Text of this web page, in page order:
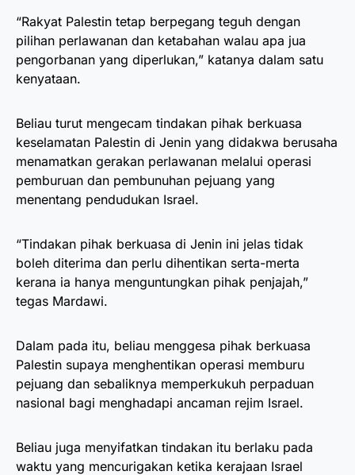
“Rakyat Palestin tetap berpegang teguh dengan
pilihan perlawanan dan ketabahan walau apa jua
pengorbanan yang diperlukan,” katanya dalam satu
kenyataan.
Beliau turut mengecam tindakan pihak berkuasa
keselamatan Palestin di Jenin yang didakwa berusaha
menamatkan gerakan perlawanan melalui operasi
pemburuan dan pembunuhan pejuang yang
menentang pendudukan Israel.
“Tindakan pihak berkuasa di Jenin ini jelas tidak
boleh diterima dan perlu dihentikan serta-merta
kerana ia hanya menguntungkan pihak penjajah,”
tegas Mardawi.
Dalam pada itu, beliau menggesa pihak berkuasa
Palestin supaya menghentikan operasi memburu
pejuang dan sebaliknya memperkukuh perpaduan
nasional bagi menghadapi ancaman rejim Israel.
Beliau juga menyifatkan tindakan itu berlaku pada
waktu yang mencurigakan ketika kerajaan Israel